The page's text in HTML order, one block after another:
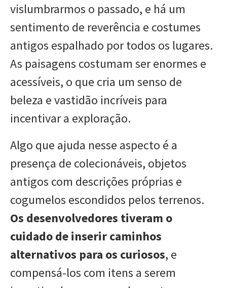
vislumbrarmos o passado, e há um
sentimento de reverência e costumes
antigos espalhado por todos os lugares.
As paisagens costumam ser enormes e
acessíveis, o que cria um senso de
beleza e vastidão incríveis para
incentivar a exploração.
Algo que ajuda nesse aspecto é a
presença de colecionáveis, objetos
antigos com descrições próprias e
cogumelos escondidos pelos terrenos.
Os desenvolvedores tiveram o
cuidado de inserir caminhos
alternativos para os curiosos, e
compensá-los com itens a serem